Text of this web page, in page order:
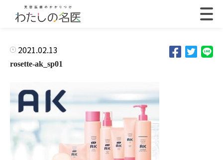
2021.02.13
rosette-ak_sp01